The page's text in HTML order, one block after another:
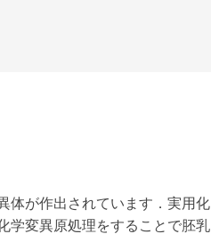
体が作出されています．実用化
学変異原処理をすることで胚乳